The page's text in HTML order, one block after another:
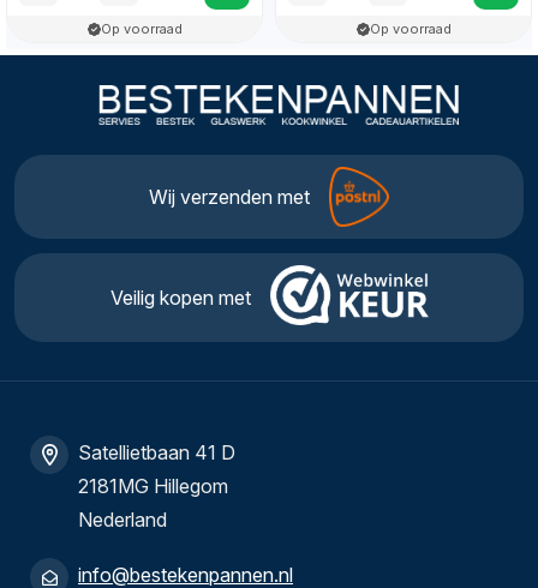
Op voorraad Op voorraad
Wij verzenden met
Veilig kopen met
Satellietbaan 41 D
2181MG Hillegom
Nederland
info@bestekenpannen.nl